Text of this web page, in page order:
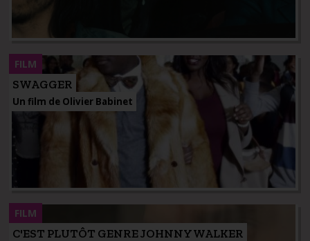
SWAGGER
Un film de Olivier Babinet
FILM
C'EST PLUTÔT GENRE JOHNNY WALKER
FILM